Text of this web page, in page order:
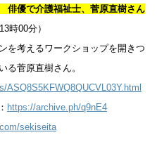
優で介護福祉士、菅原直樹さん
時00分）
を考えるワークショップを開きつ
る菅原直樹さん。
ASQ8S5KFWQ8QUCVL03Y.html
https://archive.ph/q9nE4
sekiseita